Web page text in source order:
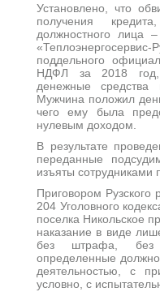
Установлено, что
получения
должностного лица
«Теплоэнергосервис-
поддельного
НДФЛ за 2018 год,
денежные
Мужчина положил
чего ему была
нулевым доходом.
В результате
переданные
изъяты сотрудниками
Приговором Рузского
204 Уголовного
поселка Никольское
наказание в виде
без штрафа, без
определенные
деятельностью, с
условно, с